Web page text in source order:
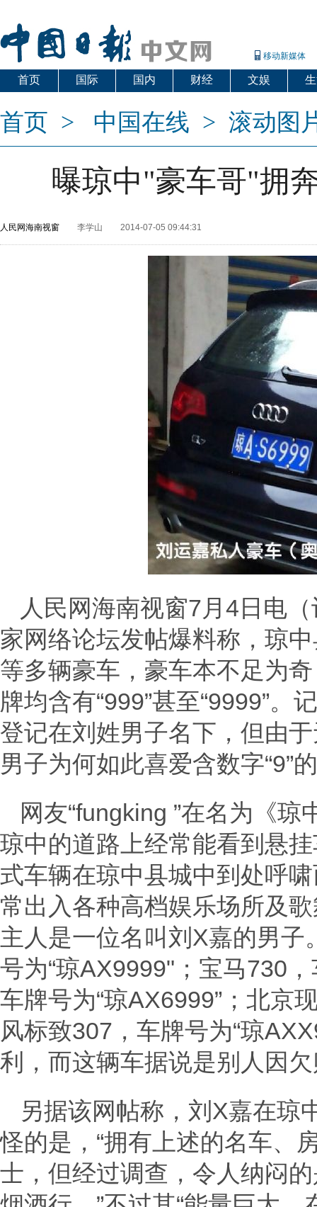
移动新媒体
首页 国际 国内 财经 文娱
首页 > 中国在线 > 滚动图
曝琼中"豪车哥"拥
人民网海南视窗 李学山 2014-07-05 09:44:31
人民网海南视窗7月4日电
家网络论坛发帖爆料称，琼
等多辆豪车，豪车本不足为
牌均含有“999”甚至“9999”
登记在刘姓男子名下，但由
男子为何如此喜爱含数字“9”
网友“fungking ”在名为《
琼中的道路上经常能看到悬挂
式车辆在琼中县城中到处呼
常出入各种高档娱乐场所及
主人是一位名叫刘X嘉的男
号为“琼AX9999"；宝马730
车牌号为“琼AX6999”；北京
风标致307，车牌号为“琼
利，而这辆车据说是别人因
另据该网帖称，刘X嘉在琼
怪的是，“拥有上述的名车、
士，但经过调查，令人纳闷